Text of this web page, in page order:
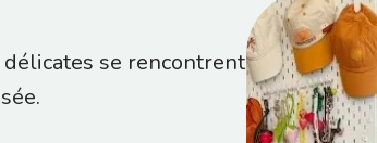
se rencontrent